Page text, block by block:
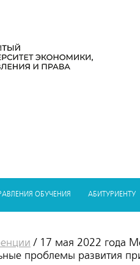
ОБУЧЕНИЯ АБИТУРИЕНТУ
/ 17 мая 2022 года
проблемы развития